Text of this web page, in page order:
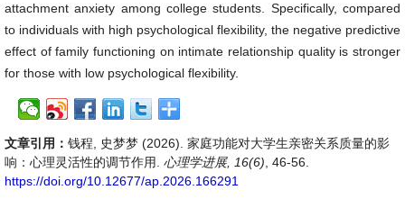
attachment anxiety among college students. Specifically, compared
to individuals with high psychological flexibility, the negative predictive
effect of family functioning on intimate relationship quality is stronger
for those with low psychological flexibility.
文章引用： 钱程, 史梦梦 (2026). 家庭功能对大学生亲密关系质量的影
响：心理灵活性的调节作用. 心理学进展, 16(6) , 46-56.
https://doi.org/10.12677/ap.2026.166291